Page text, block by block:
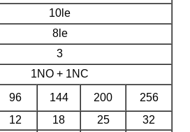
10le
8le
3
1NO + 1NC
96 144 200 256
12 18 25
32